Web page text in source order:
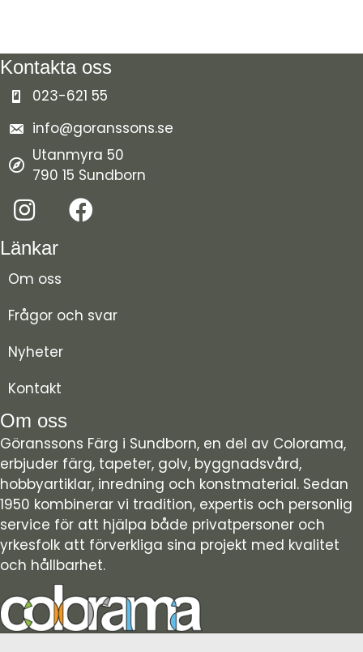
Kontakta oss
023-621 55
info@goranssons.se
Utanmyra 50
790 15 Sundborn
Länkar
Om oss
Frågor och svar
Nyheter
Kontakt
Om oss
Göranssons Färg i Sundborn, en del av Colorama,
erbjuder färg, tapeter, golv, byggnadsvård,
hobbyartiklar, inredning och konstmaterial. Sedan
1950 kombinerar vi tradition, expertis och personlig
service för att hjälpa både privatpersoner och
yrkesfolk att förverkliga sina projekt med kvalitet
och hållbarhet.